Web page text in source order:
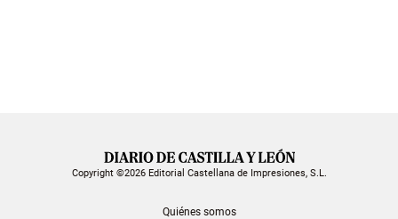
Copyright ©2026 Editorial Castellana de Impresiones, S.L.
Quiénes somos